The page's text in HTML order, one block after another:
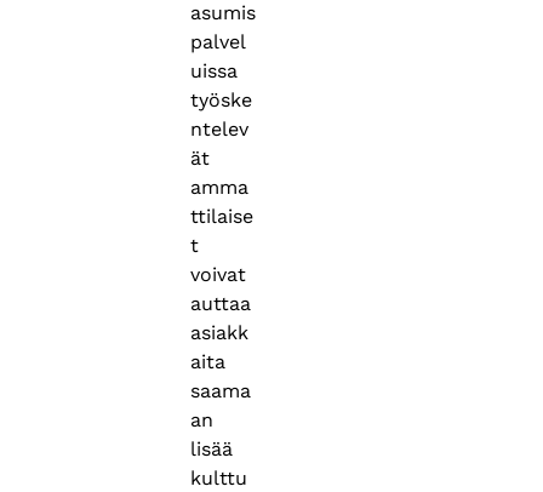
asumis
palvel
uissa
työske
ntelev
ät
amma
ttilaise
t
voivat
auttaa
asiakk
aita
saama
an
lisää
kulttu